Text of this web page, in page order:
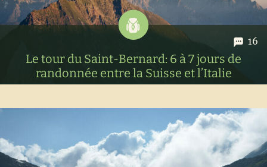
16
Le tour du Saint-Bernard: 6 à 7 jours de
randonnée entre la Suisse et l’Italie
Prêts pour une bonne dose de randonnée entre le Valais et
l'Italie? On vous parle de notre magnifique expérience sur le
tour du Saint-Bernard, un itinéraire alpin de 6 à 7 jours.